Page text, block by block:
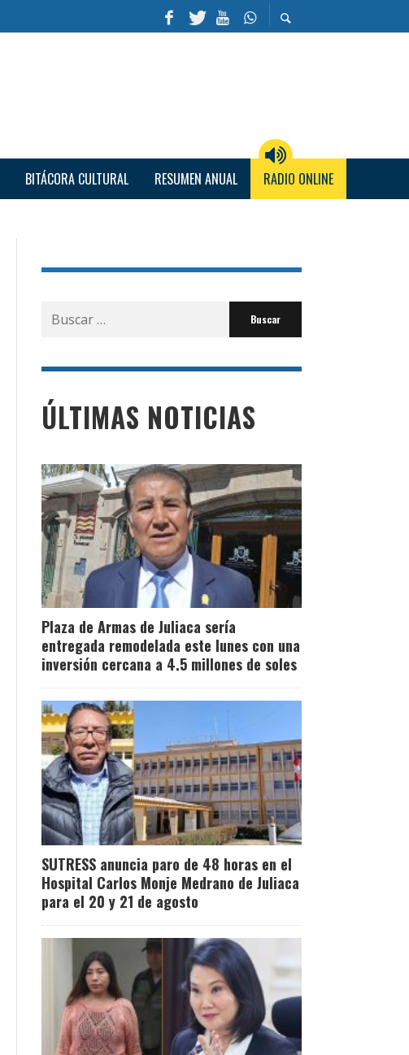
BITÁCORA CULTURAL RESUMEN ANUAL RADIO ONLINE
Buscar
por:
ÚLTIMAS NOTICIAS
Plaza de Armas de Juliaca sería
entregada remodelada este lunes con una
inversión cercana a 4.5 millones de soles
SUTRESS anuncia paro de 48 horas en el
Hospital Carlos Monje Medrano de Juliaca
para el 20 y 21 de agosto